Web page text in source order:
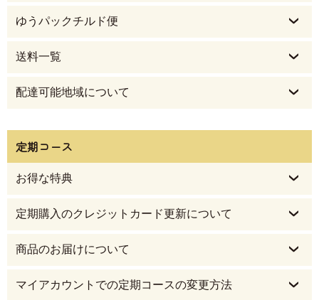
ゆうパックチルド便
送料一覧
配達可能地域について
定期コース
お得な特典
定期購入のクレジットカード更新について
商品のお届けについて
マイアカウントでの定期コースの変更方法